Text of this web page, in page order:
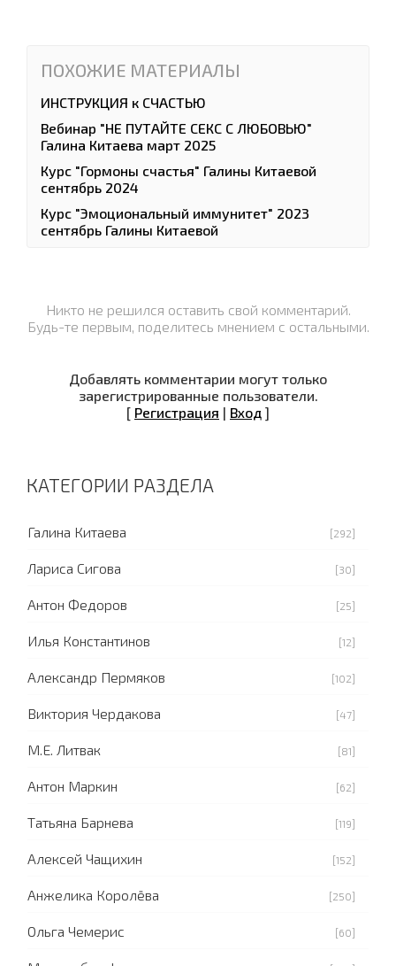
ПОХОЖИЕ МАТЕРИАЛЫ
ИНСТРУКЦИЯ к СЧАСТЬЮ
Вебинар "НЕ ПУТАЙТЕ СЕКС С ЛЮБОВЬЮ"
Галина Китаева март 2025
Курс "Гормоны счастья" Галины Китаевой
сентябрь 2024
Курс "Эмоциональный иммунитет" 2023
сентябрь Галины Китаевой
Никто не решился оставить свой комментарий.
Будь-те первым, поделитесь мнением с остальными.
Добавлять комментарии могут только
зарегистрированные пользователи.
[ Регистрация | Вход ]
КАТЕГОРИИ РАЗДЕЛА
Галина Китаева [292]
Лариса Сигова [30]
Антон Федоров [25]
Илья Константинов [12]
Александр Пермяков [102]
Виктория Чердакова [47]
М.Е. Литвак [81]
Антон Маркин [62]
Татьяна Барнева [119]
Алексей Чащихин [152]
Анжелика Королёва [250]
Ольга Чемерис [60]